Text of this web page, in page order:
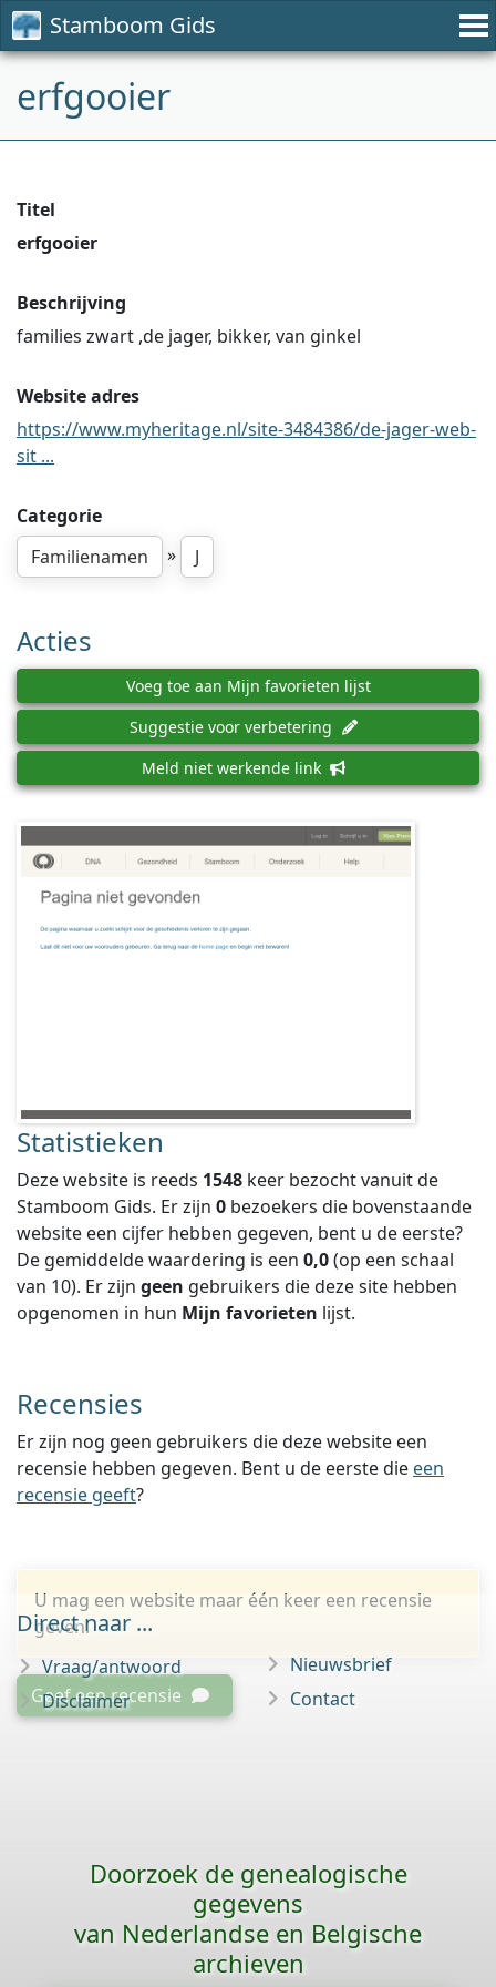
Stamboom Gids
erfgooier
Titel
erfgooier
Beschrijving
families zwart ,de jager, bikker, van ginkel
Website adres
https://www.myheritage.nl/site-3484386/de-jager-web-
sit ...
Categorie
Familienamen
» J
Acties
Voeg toe aan Mijn favorieten lijst
Suggestie voor verbetering
Meld niet werkende link
Statistieken
Deze website is reeds 1548 keer bezocht vanuit de
Stamboom Gids. Er zijn 0 bezoekers die bovenstaande
website een cijfer hebben gegeven, bent u de eerste?
De gemiddelde waardering is een 0,0(op een schaal
van 10). Er zijn geen gebruikers die deze site hebben
opgenomen in hun Mijn favorieten lijst.
Recensies
Er zijn nog geen gebruikers die deze website een
recensie hebben gegeven. Bent u de eerste die een
recensie geeft?
U mag een website maar één keer een recensie
geven.
Geef een recensie
Direct naar ...
Vraag/antwoord
Disclaimer
Nieuwsbrief
Contact
Doorzoek de genealogische
gegevens
van Nederlandse en Belgische
archieven